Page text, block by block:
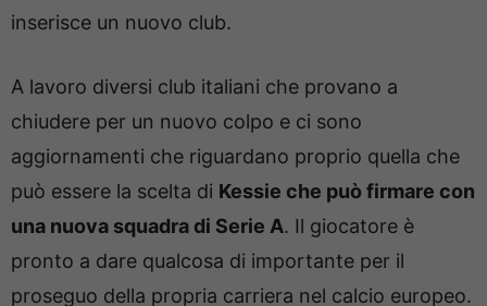
inserisce un nuovo club.
A lavoro diversi club italiani che provano a
chiudere per un nuovo colpo e ci sono
aggiornamenti che riguardano proprio quella che
può essere la scelta di Kessie che può firmare con
una nuova squadra di Serie A. Il giocatore è
pronto a dare qualcosa di importante per il
proseguo della propria carriera nel calcio europeo.